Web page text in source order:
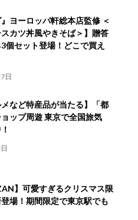
』ヨーロッパ軒総本店監修 ＜
カツ丼風やきそば＞】贈答
個セット登場！どこで買え
日
メなど特産品が当たる】「都
ップ周遊 東京で全国旅気
】可愛すぎるクリスマス限
場！期間限定で東京駅でも